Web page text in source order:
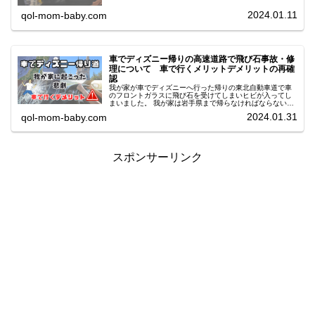
qol-mom-baby.com 2024.01.11
車でディズニー帰りの高速道路で飛び石事故・修
理について 車で行くメリットデメリットの再確
認
我が家が車でディズニーへ行った帰りの東北自動車道で車
のフロントガラスに飛び石を受けてしまいヒビが入ってし
まいました。 我が家は岩手県まで帰らなければならないの
らどうしますか？ 今回のブログでは、飛び石被害にあった
す。
qol-mom-baby.com 2024.01.31
スポンサーリンク